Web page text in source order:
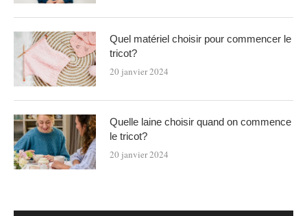
Quel matériel choisir pour commencer le
tricot?
20 janvier 2024
Quelle laine choisir quand on commence
le tricot?
20 janvier 2024